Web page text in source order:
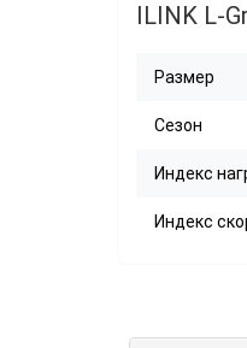
ILINK L-
Размер
Сезон
Индекс
Индекс